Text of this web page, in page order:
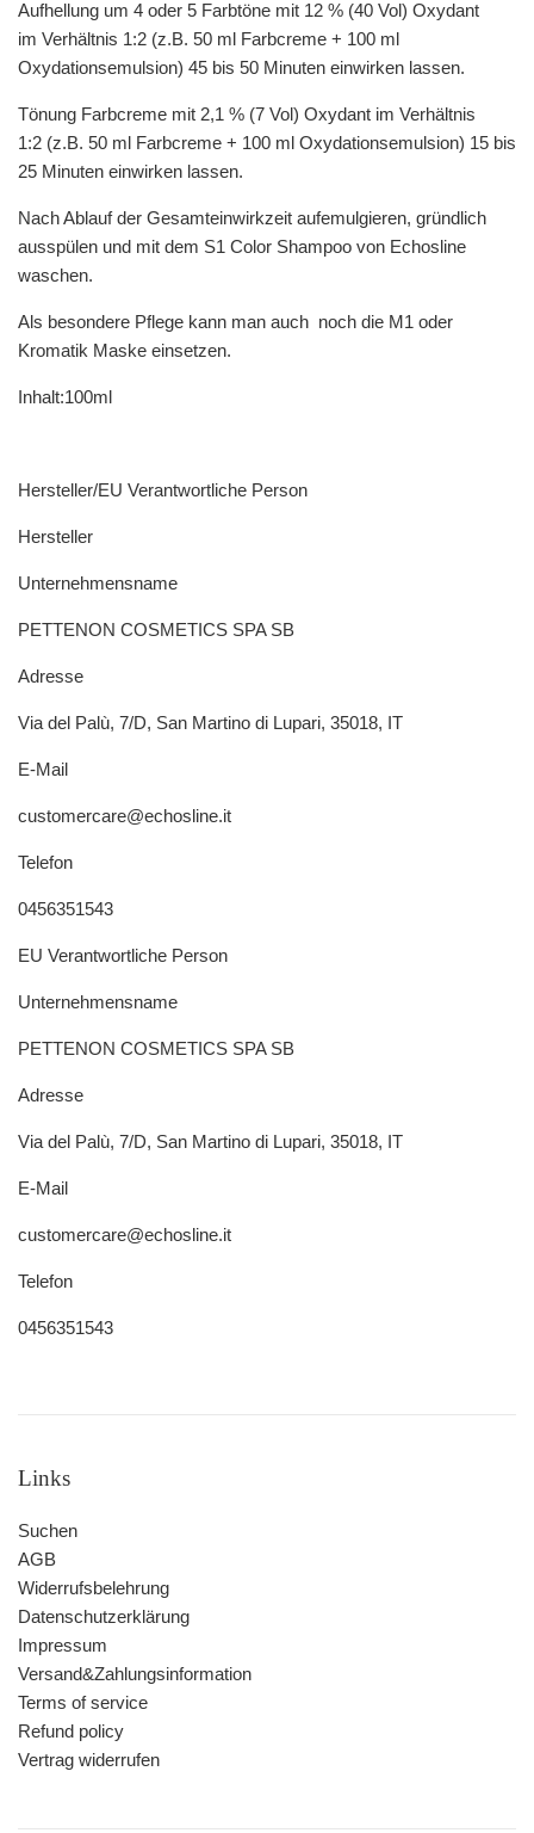
Aufhellung um 4 oder 5 Farbtöne mit 12 % (40 Vol) Oxydant
im Verhältnis 1:2 (z.B. 50 ml Farbcreme + 100 ml
Oxydationsemulsion) 45 bis 50 Minuten einwirken lassen.
Tönung Farbcreme mit 2,1 % (7 Vol) Oxydant im Verhältnis
1:2 (z.B. 50 ml Farbcreme + 100 ml Oxydationsemulsion) 15 bis
25 Minuten einwirken lassen.
Nach Ablauf der Gesamteinwirkzeit aufemulgieren, gründlich
ausspülen und mit dem S1 Color Shampoo von Echosline
waschen.
Als besondere Pflege kann man auch noch die M1 oder
Kromatik Maske einsetzen.
Inhalt:100ml
Hersteller/EU Verantwortliche Person
Hersteller
Unternehmensname
PETTENON COSMETICS SPA SB
Adresse
Via del Palù, 7/D, San Martino di Lupari, 35018, IT
E-Mail
customercare@echosline.it
Telefon
0456351543
EU Verantwortliche Person
Unternehmensname
PETTENON COSMETICS SPA SB
Adresse
Via del Palù, 7/D, San Martino di Lupari, 35018, IT
E-Mail
customercare@echosline.it
Telefon
0456351543
Links
Suchen
AGB
Widerrufsbelehrung
Datenschutzerklärung
Impressum
Versand&Zahlungsinformation
Terms of service
Refund policy
Vertrag widerrufen